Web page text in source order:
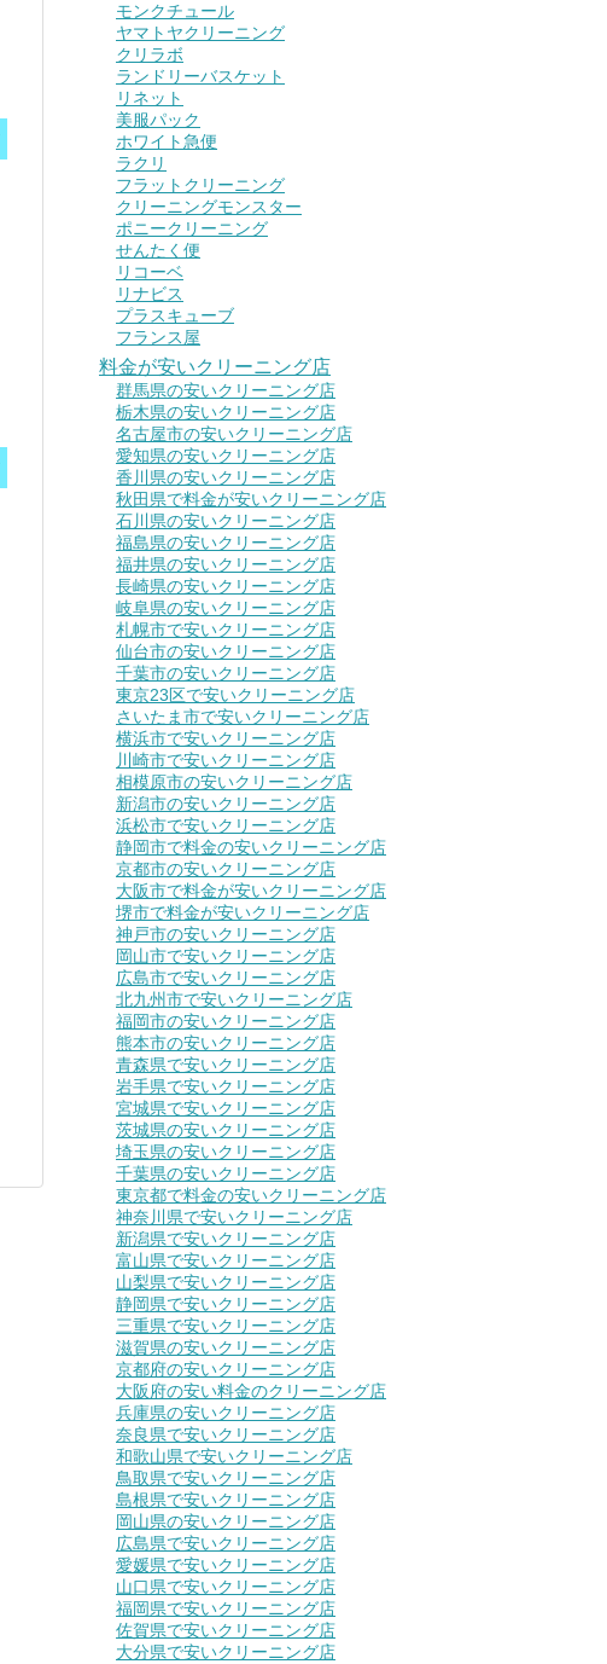
モンクチュール
ヤマトヤクリーニング
クリラボ
ランドリーバスケット
リネット
美服パック
ホワイト急便
ラクリ
フラットクリーニング
クリーニングモンスター
ポニークリーニング
せんたく便
リコーベ
リナビス
プラスキューブ
フランス屋
料金が安いクリーニング店
群馬県の安いクリーニング店
栃木県の安いクリーニング店
名古屋市の安いクリーニング店
愛知県の安いクリーニング店
香川県の安いクリーニング店
秋田県で料金が安いクリーニング店
石川県の安いクリーニング店
福島県の安いクリーニング店
福井県の安いクリーニング店
長崎県の安いクリーニング店
岐阜県の安いクリーニング店
札幌市で安いクリーニング店
仙台市の安いクリーニング店
千葉市の安いクリーニング店
東京23区で安いクリーニング店
さいたま市で安いクリーニング店
横浜市で安いクリーニング店
川崎市で安いクリーニング店
相模原市の安いクリーニング店
新潟市の安いクリーニング店
浜松市で安いクリーニング店
静岡市で料金の安いクリーニング店
京都市の安いクリーニング店
大阪市で料金が安いクリーニング店
堺市で料金が安いクリーニング店
神戸市の安いクリーニング店
岡山市で安いクリーニング店
広島市で安いクリーニング店
北九州市で安いクリーニング店
福岡市の安いクリーニング店
熊本市の安いクリーニング店
青森県で安いクリーニング店
岩手県で安いクリーニング店
宮城県で安いクリーニング店
茨城県の安いクリーニング店
埼玉県の安いクリーニング店
千葉県の安いクリーニング店
東京都で料金の安いクリーニング店
神奈川県で安いクリーニング店
新潟県で安いクリーニング店
富山県で安いクリーニング店
山梨県で安いクリーニング店
静岡県で安いクリーニング店
三重県で安いクリーニング店
滋賀県の安いクリーニング店
京都府の安いクリーニング店
大阪府の安い料金のクリーニング店
兵庫県の安いクリーニング店
奈良県で安いクリーニング店
和歌山県で安いクリーニング店
鳥取県で安いクリーニング店
島根県で安いクリーニング店
岡山県の安いクリーニング店
広島県で安いクリーニング店
愛媛県で安いクリーニング店
山口県で安いクリーニング店
福岡県で安いクリーニング店
佐賀県で安いクリーニング店
大分県で安いクリーニング店